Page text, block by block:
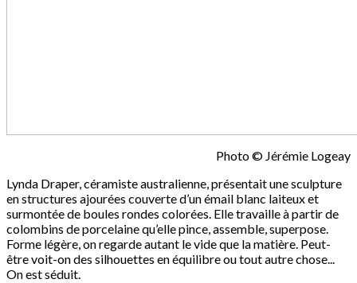
Photo © Jérémie Logeay
Lynda Draper, céramiste australienne, présentait une sculpture
en structures ajourées couverte d’un émail blanc laiteux et
surmontée de boules rondes colorées. Elle travaille à partir de
colombins de porcelaine qu’elle pince, assemble, superpose.
Forme légère, on regarde autant le vide que la matière. Peut-
être voit-on des silhouettes en équilibre ou tout autre chose...
On est séduit.